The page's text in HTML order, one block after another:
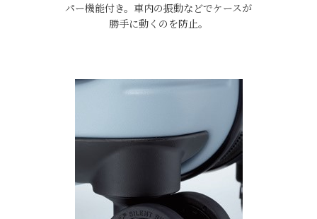
パー機能付き。車内の振動などでケースが
勝手に動くのを防止。